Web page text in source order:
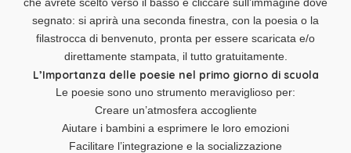
che avrete scelto verso il basso e cliccare sull’immagine dove
segnato: si aprirà una seconda finestra, con la poesia o la
filastrocca di benvenuto, pronta per essere scaricata e/o
direttamente stampata, il tutto gratuitamente.
L’Importanza delle poesie nel primo giorno di scuola
Le poesie sono uno strumento meraviglioso per:
Creare un’atmosfera accogliente
Aiutare i bambini a esprimere le loro emozioni
Facilitare l’integrazione e la socializzazione